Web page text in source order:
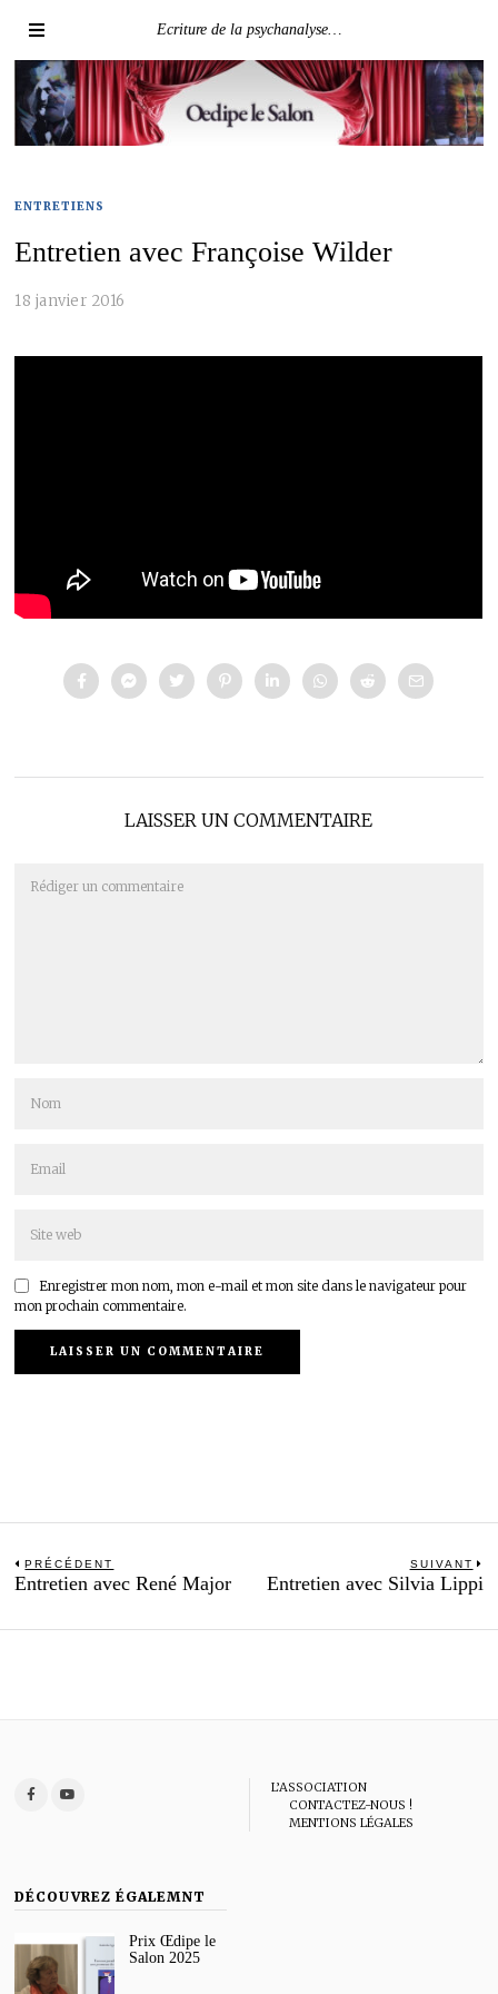
Ecriture de la psychanalyse…
ENTRETIENS
Entretien avec Françoise Wilder
18 janvier 2016
LAISSER UN COMMENTAIRE
Enregistrer mon nom, mon e-mail et mon site dans le navigateur pour
mon prochain commentaire.
Navigation
de
l’article
PRÉCÉDENT
Previous
Entretien avec René Major
SUIVANT
Entretien avec Silvia Lippi
L’ASSOCIATION
CONTACTEZ-NOUS !
MENTIONS LÉGALES
DÉCOUVREZ ÉGALEMNT
Prix Œdipe le
Salon 2025